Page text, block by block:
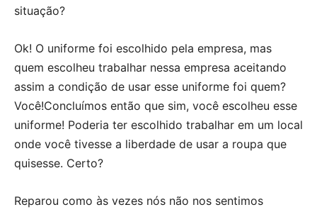
situação?
Ok! O uniforme foi escolhido pela empresa, mas
quem escolheu trabalhar nessa empresa aceitando
assim a condição de usar esse uniforme foi quem?
Você!Concluímos então que sim, você escolheu esse
uniforme! Poderia ter escolhido trabalhar em um local
onde você tivesse a liberdade de usar a roupa que
quisesse. Certo?
Reparou como às vezes nós não nos sentimos